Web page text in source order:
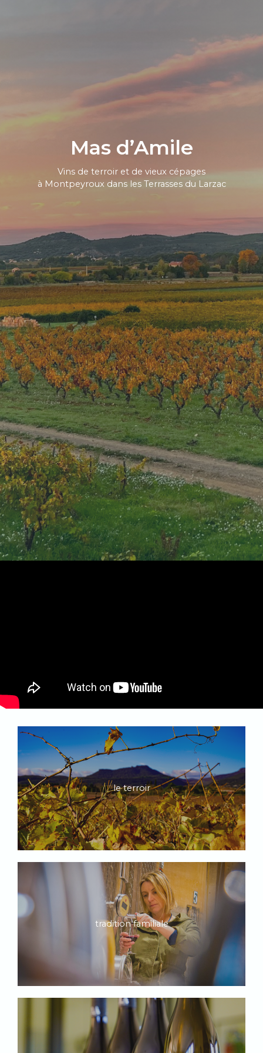
Mas d’Amile
Vins de terroir et de vieux cépages
à Montpeyroux dans les Terrasses du Larzac
le terroir
tradition familiale